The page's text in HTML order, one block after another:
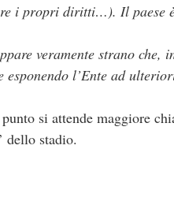
i propri diritti…). Il paese è
veramente strano che,
esponendo l’Ente ad
si attende maggiore
dello stadio.